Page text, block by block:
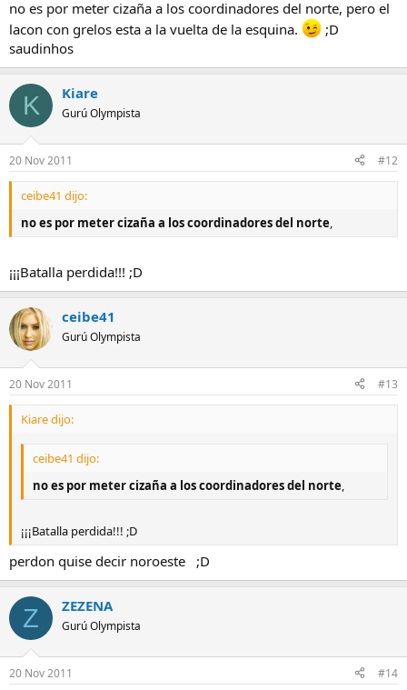
no es por meter cizaña a los coordinadores del norte, pero el
lacon con grelos esta a la vuelta de la esquina.
;D
saudinhos
K Kiare
Gurú Olympista
20 Nov 2011 #12
ceibe41 dijo:
no es por meter cizaña a los coordinadores del norte
¡¡¡Batalla perdida!!! ;D
ceibe41
Gurú Olympista
20 Nov 2011 #13
Kiare dijo:
ceibe41 dijo:
no es por meter cizaña a los coordinadores del norte,
¡¡¡Batalla perdida!!! ;D
perdon quise decir noroeste ;D
Z ZEZENA
Gurú Olympista
20 Nov 2011 #14